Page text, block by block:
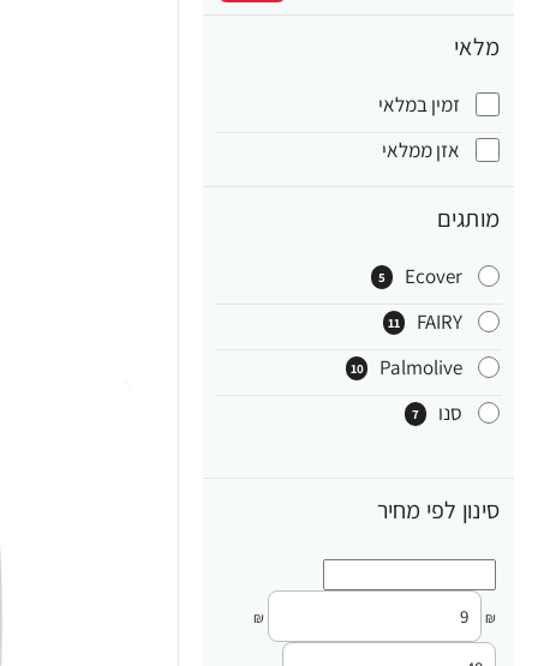
מלאי
זמין במלאי
אזן ממלאי
מותגים
Ecover
5
FAIRY
11
Palmolive
10
סנו 7
סינון לפי מחיר
₪
₪